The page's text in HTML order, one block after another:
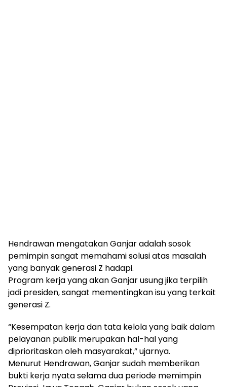
Hendrawan mengatakan Ganjar adalah sosok
pemimpin sangat memahami solusi atas masalah
yang banyak generasi Z hadapi.
Program kerja yang akan Ganjar usung jika terpilih
jadi presiden, sangat mementingkan isu yang terkait
generasi Z.
“Kesempatan kerja dan tata kelola yang baik dalam
pelayanan publik merupakan hal-hal yang
diprioritaskan oleh masyarakat,” ujarnya.
Menurut Hendrawan, Ganjar sudah memberikan
bukti kerja nyata selama dua periode memimpin